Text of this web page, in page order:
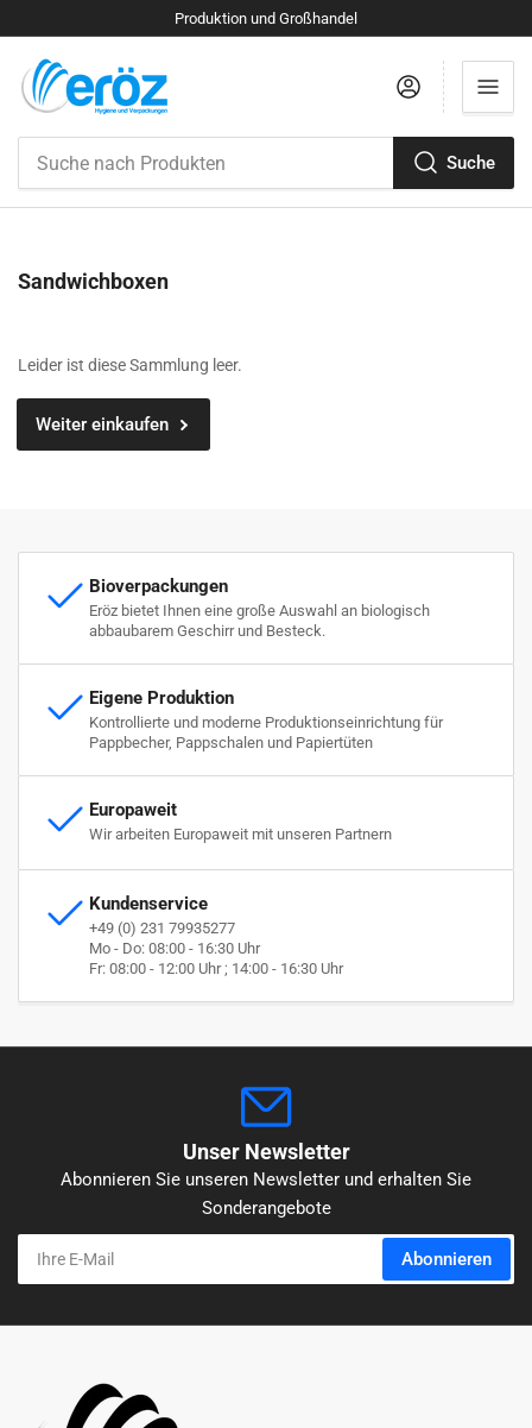
Produktion und Großhandel
Suche
Anmelden
S
m
n
Sandwichboxen
Leider ist diese Sammlung leer.
Weiter einkaufen
Bioverpackungen
Eröz bietet Ihnen eine große Auswahl an biologisch
abbaubarem Geschirr und Besteck.
Eigene Produktion
Kontrollierte und moderne Produktionseinrichtung für
Pappbecher, Pappschalen und Papiertüten
Europaweit
Wir arbeiten Europaweit mit unseren Partnern
Kundenservice
+49 (0) 231 79935277
Mo - Do: 08:00 - 16:30 Uhr
Fr: 08:00 - 12:00 Uhr ; 14:00 - 16:30 Uhr
Unser Newsletter
Abonnieren Sie unseren Newsletter und erhalten Sie
Sonderangebote
Ihre
Mail
Abonnieren